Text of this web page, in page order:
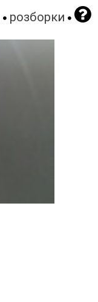
розборки